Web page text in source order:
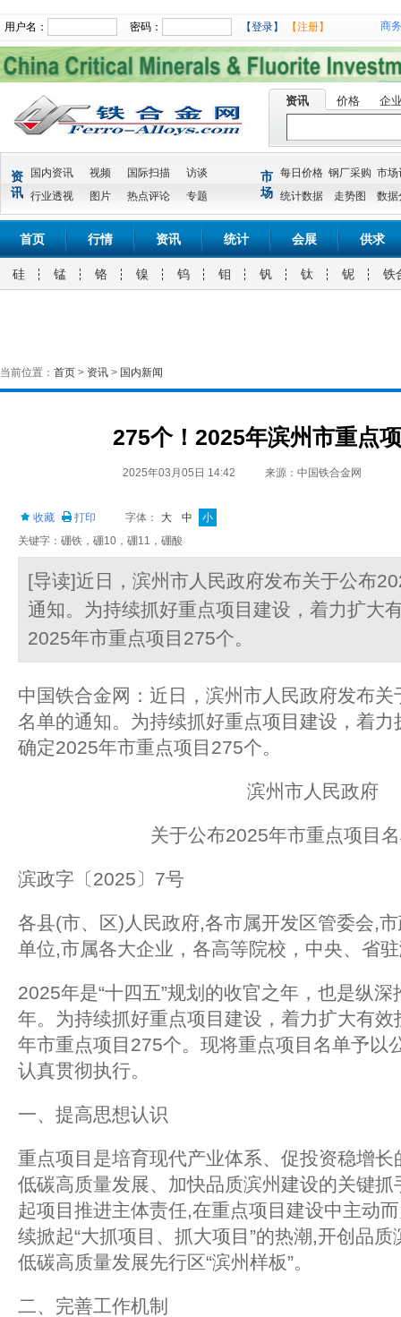
用户名： 密码： 【登录】 【注册】 商
资讯 价格 企
资
讯
国内资讯 视频 国际扫描
访谈
行业透视
图片 热点评论 专题
市
场
每日价格 钢厂采购 市场
统计数据
走势图 数据
首页 行情 资讯 统计 会展 供求
硅 锰 铬 镍 钨 钼 钒 钛 铌 铁
当前位置： 首页 > 资讯 > 国内新闻
275个！2025年滨州市重点
2025年03月05日 14:42 来源：中国铁合金网
收藏 打印 字体： 大 中
小
关键字：硼铁，硼10，硼11，硼酸
[导读]近日，滨州市人民政府发布关于公布
通知。为持续抓好重点项目建设，着力扩大
2025年市重点项目275个。
中国铁合金网：近日，滨州市人民政府发布
名单的通知。为持续抓好重点项目建设，着
确定2025年市重点项目275个。
滨州市人民政府
关于公布2025年市重点项目
滨政字〔2025〕7号
各县(市、区)人民政府,各市属开发区管委会,
单位,市属各大企业，各高等院校，中央、省
2025年是“十四五”规划的收官之年，也是纵
年。为持续抓好重点项目建设，着力扩大有
年市重点项目275个。现将重点项目名单予以
认真贯彻执行。
一、提高思想认识
重点项目是培育现代产业体系、促投资稳增
低碳高质量发展、加快品质滨州建设的关键
起项目推进主体责任,在重点项目建设中主动
续掀起“大抓项目、抓大项目”的热潮,开创品
低碳高质量发展先行区“滨州样板”。
二、完善工作机制